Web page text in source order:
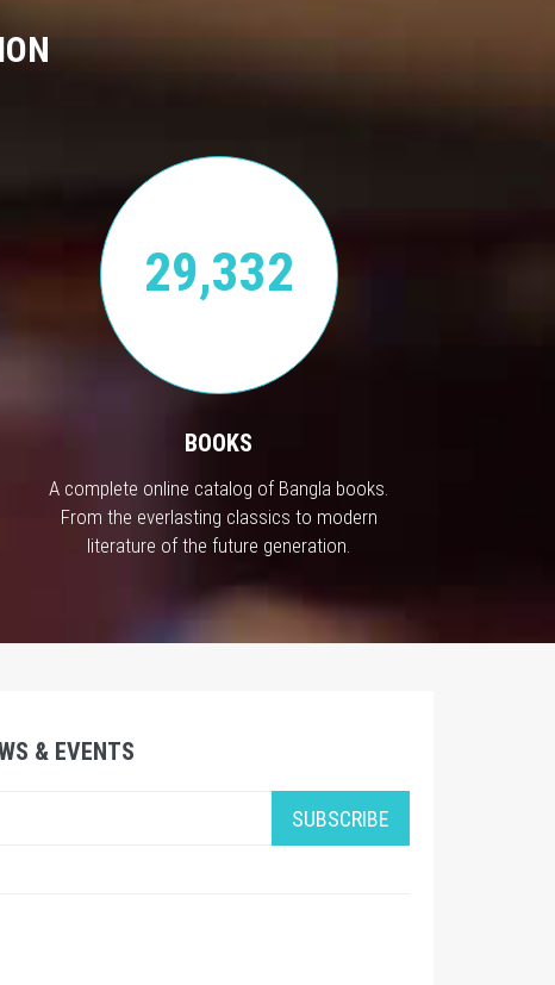
29,332
BOOKS
A complete online catalog of Bangla books.
From the everlasting classics to modern
literature of the future generation.
& EVENTS
SUBSCRIBE